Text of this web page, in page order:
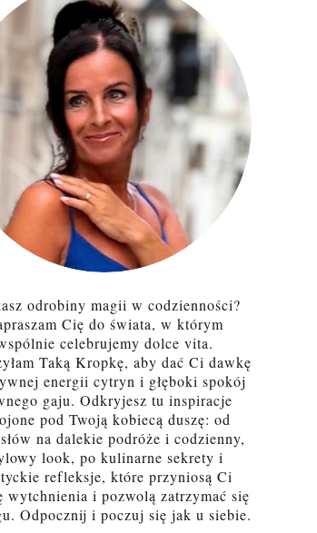
odrobiny magii w codzienności?
Cię do świata, w którym
celebrujemy dolce vita.
Taką Kropkę, aby dać Ci dawkę
energii cytryn i głęboki spokój
gaju. Odkryjesz tu inspiracje
pod Twoją kobiecą duszę: od
na dalekie podróże i codzienny,
look, po kulinarne sekrety i
refleksje, które przyniosą Ci
wytchnienia i pozwolą zatrzymać się
Odpocznij i poczuj się jak u siebie.